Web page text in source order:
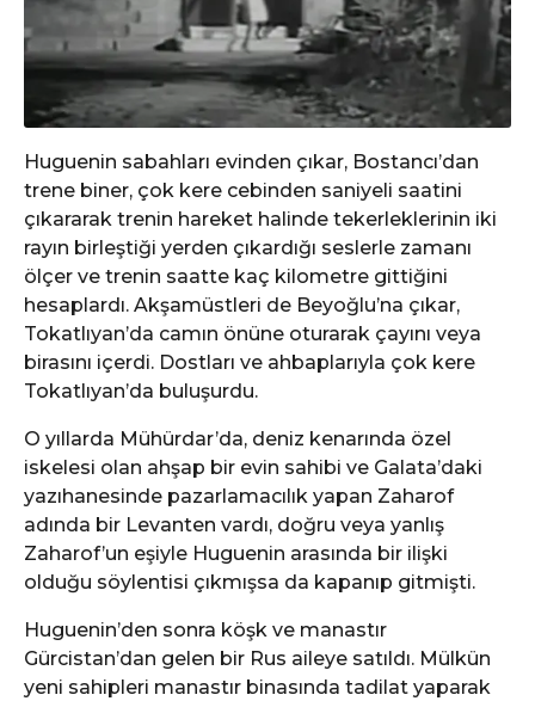
Huguenin sabahları evinden çıkar, Bostancı’dan
trene biner, çok kere cebinden saniyeli saatini
çıkararak trenin hareket halinde tekerleklerinin iki
rayın birleştiği yerden çıkardığı seslerle zamanı
ölçer ve trenin saatte kaç kilometre gittiğini
hesaplardı. Akşamüstleri de Beyoğlu’na çıkar,
Tokatlıyan’da camın önüne oturarak çayını veya
birasını içerdi. Dostları ve ahbaplarıyla çok kere
Tokatlıyan’da buluşurdu.
O yıllarda Mühürdar’da, deniz kenarında özel
iskelesi olan ahşap bir evin sahibi ve Galata’daki
yazıhanesinde pazarlamacılık yapan Zaharof
adında bir Levanten vardı, doğru veya yanlış
Zaharof’un eşiyle Huguenin arasında bir ilişki
olduğu söylentisi çıkmışsa da kapanıp gitmişti.
Huguenin’den sonra köşk ve manastır
Gürcistan’dan gelen bir Rus aileye satıldı. Mülkün
yeni sahipleri manastır binasında tadilat yaparak